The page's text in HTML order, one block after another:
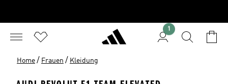
1
Home / Frauen / Kleidung